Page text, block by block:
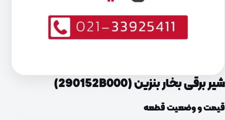
شیر برقی بخار بنزین (290152B000)
قیمت و وضعیت قطعه